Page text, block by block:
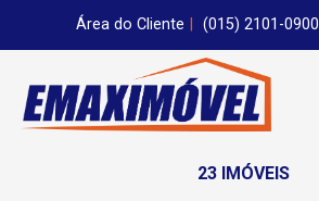
Área do Cliente (015) 2101-0900
23 IMÓVEIS